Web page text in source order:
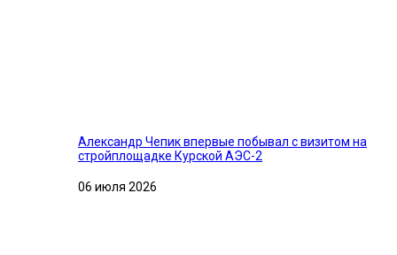
Александр Чепик впервые побывал с визитом на
стройплощадке Курской АЭС-2
06 июля 2026